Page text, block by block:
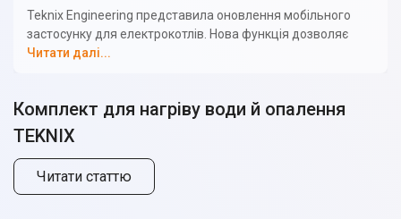
Teknix Engineering представила оновлення мобільного
застосунку для електрокотлів. Нова функція дозволяє
налаштовувати індивідуальний графік температури для
електроенергію та знижувати витрати.
Читати далі...
Комплект для нагріву води й опалення
TEKNIX
Читати статтю